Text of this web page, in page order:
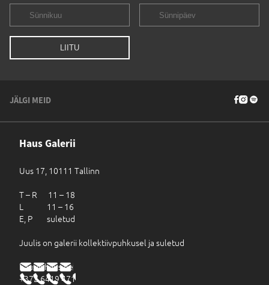
JÄLGI MEID
Haus Galerii
Uus 17, 10111 Tallinn
T – R 11 – 18
L 11 – 16
E, P suletud
Juulis on galerii kollektiivpuhkusel ja suletud
haus@haus.ee
+372 6419 471